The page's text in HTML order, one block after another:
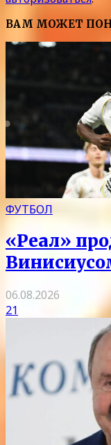
ВАМ МОЖЕТ
ФУТБОЛ
«Реал»
06.08.2026
21